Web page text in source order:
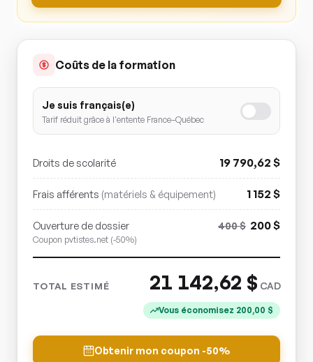
Coûts de la formation
Je suis français(e)
Tarif réduit grâce à l'entente France–Québec
Droits de scolarité 19 790,62 $
Frais afférents (matériels & équipement) 1 152 $
Ouverture de dossier
Coupon pvtistes.net (-50%)
400$ 200$
TOTAL ESTIMÉ 21 142,62 $ CAD
Vous économisez 200,00 $
Obtenir mon coupon -50%